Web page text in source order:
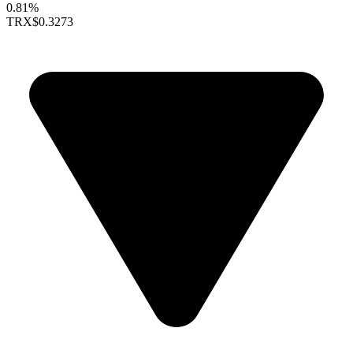
0.81%
TRX$0.3273